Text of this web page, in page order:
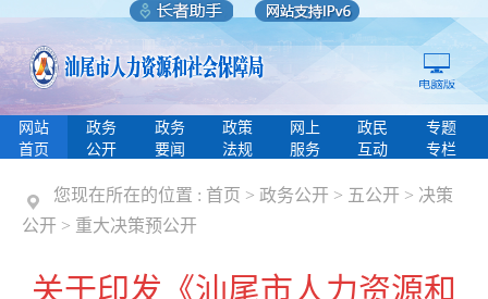
网站
首页
政务
公开
政务
要闻
政策
法规
网上
服务
政民
互动
专题
专栏
您现在所在的位置 : 首页 > 政务公开 > 五公开 > 决策
公开 > 重大决策预公开
关于印发《汕尾市人力资源和